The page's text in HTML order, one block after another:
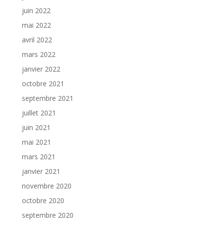
juin 2022
mai 2022
avril 2022
mars 2022
janvier 2022
octobre 2021
septembre 2021
juillet 2021
juin 2021
mai 2021
mars 2021
janvier 2021
novembre 2020
octobre 2020
septembre 2020